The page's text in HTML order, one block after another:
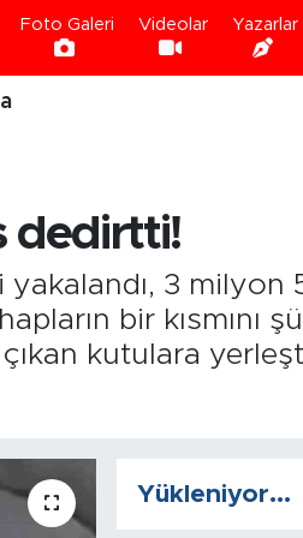
Foto Galeri Videolar Yazarlar
dedirtti!
yakalandı, 3 milyon
bir kısmını
kutulara
Yükleniyor...